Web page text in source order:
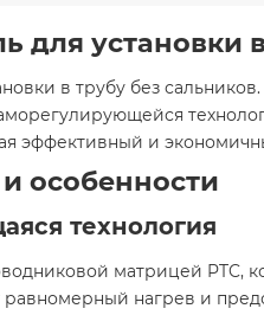
для установки
в трубу без
эффективный и
особенности
технология
матрицей PTC,
равномерный нагрев и